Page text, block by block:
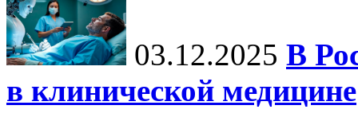
03.12.2025 В
в клинической медицине